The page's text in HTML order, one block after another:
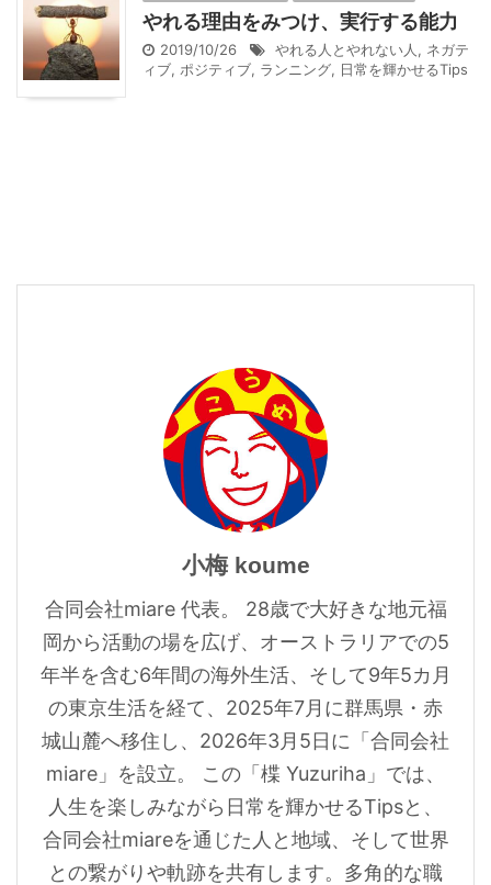
やれる理由をみつけ、実行する能力
2019/10/26 やれる人とやれない人 , ネガテ
ィブ, ポジティブ, ランニング, 日常を輝かせるTips
小梅 koume
合同会社miare 代表。 28歳で大好きな地元福
岡から活動の場を広げ、オーストラリアでの5
年半を含む6年間の海外生活、そして9年5カ月
の東京生活を経て、2025年7月に群馬県・赤
城山麓へ移住し、2026年3月5日に「合同会社
miare」を設立。 この「楪 Yuzuriha」では、
人生を楽しみながら日常を輝かせるTipsと、
合同会社miareを通じた人と地域、そして世界
との繋がりや軌跡を共有します。多角的な職